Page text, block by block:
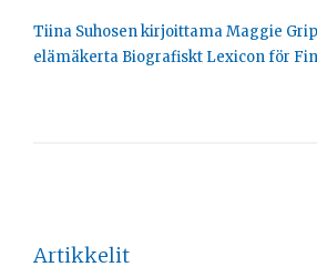
Tiina Suhosen kirjoittama Maggie
elämäkerta Biografiskt Lexicon för
Artikkelit